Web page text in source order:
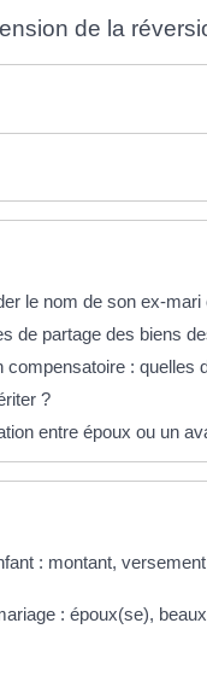
de la
le nom de son ex-
de partage des biens
compensatoire : quelles
?
entre époux ou un
: montant,
: époux(se),